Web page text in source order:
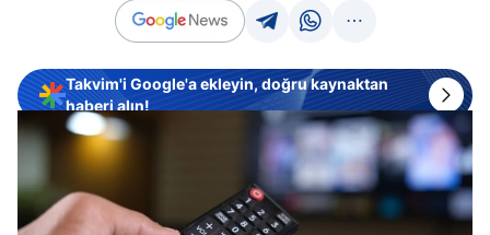
Takvim'i Google'a ekleyin, doğru kaynaktan
haberi alın!